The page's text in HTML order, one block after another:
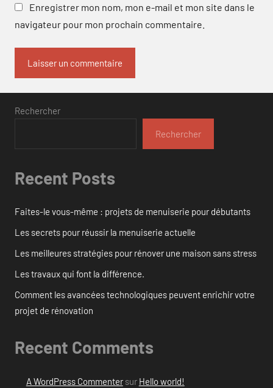
Enregistrer mon nom, mon e-mail et mon site dans le
navigateur pour mon prochain commentaire.
Rechercher
Rechercher
Recent Posts
Faites-le vous-même : projets de menuiserie pour débutants
Les secrets pour réussir la menuiserie actuelle
Les meilleures stratégies pour rénover une maison sans stress
Les travaux qui font la différence.
Comment les avancées technologiques peuvent enrichir votre
projet de rénovation
Recent Comments
A WordPress Commentersur Hello world!